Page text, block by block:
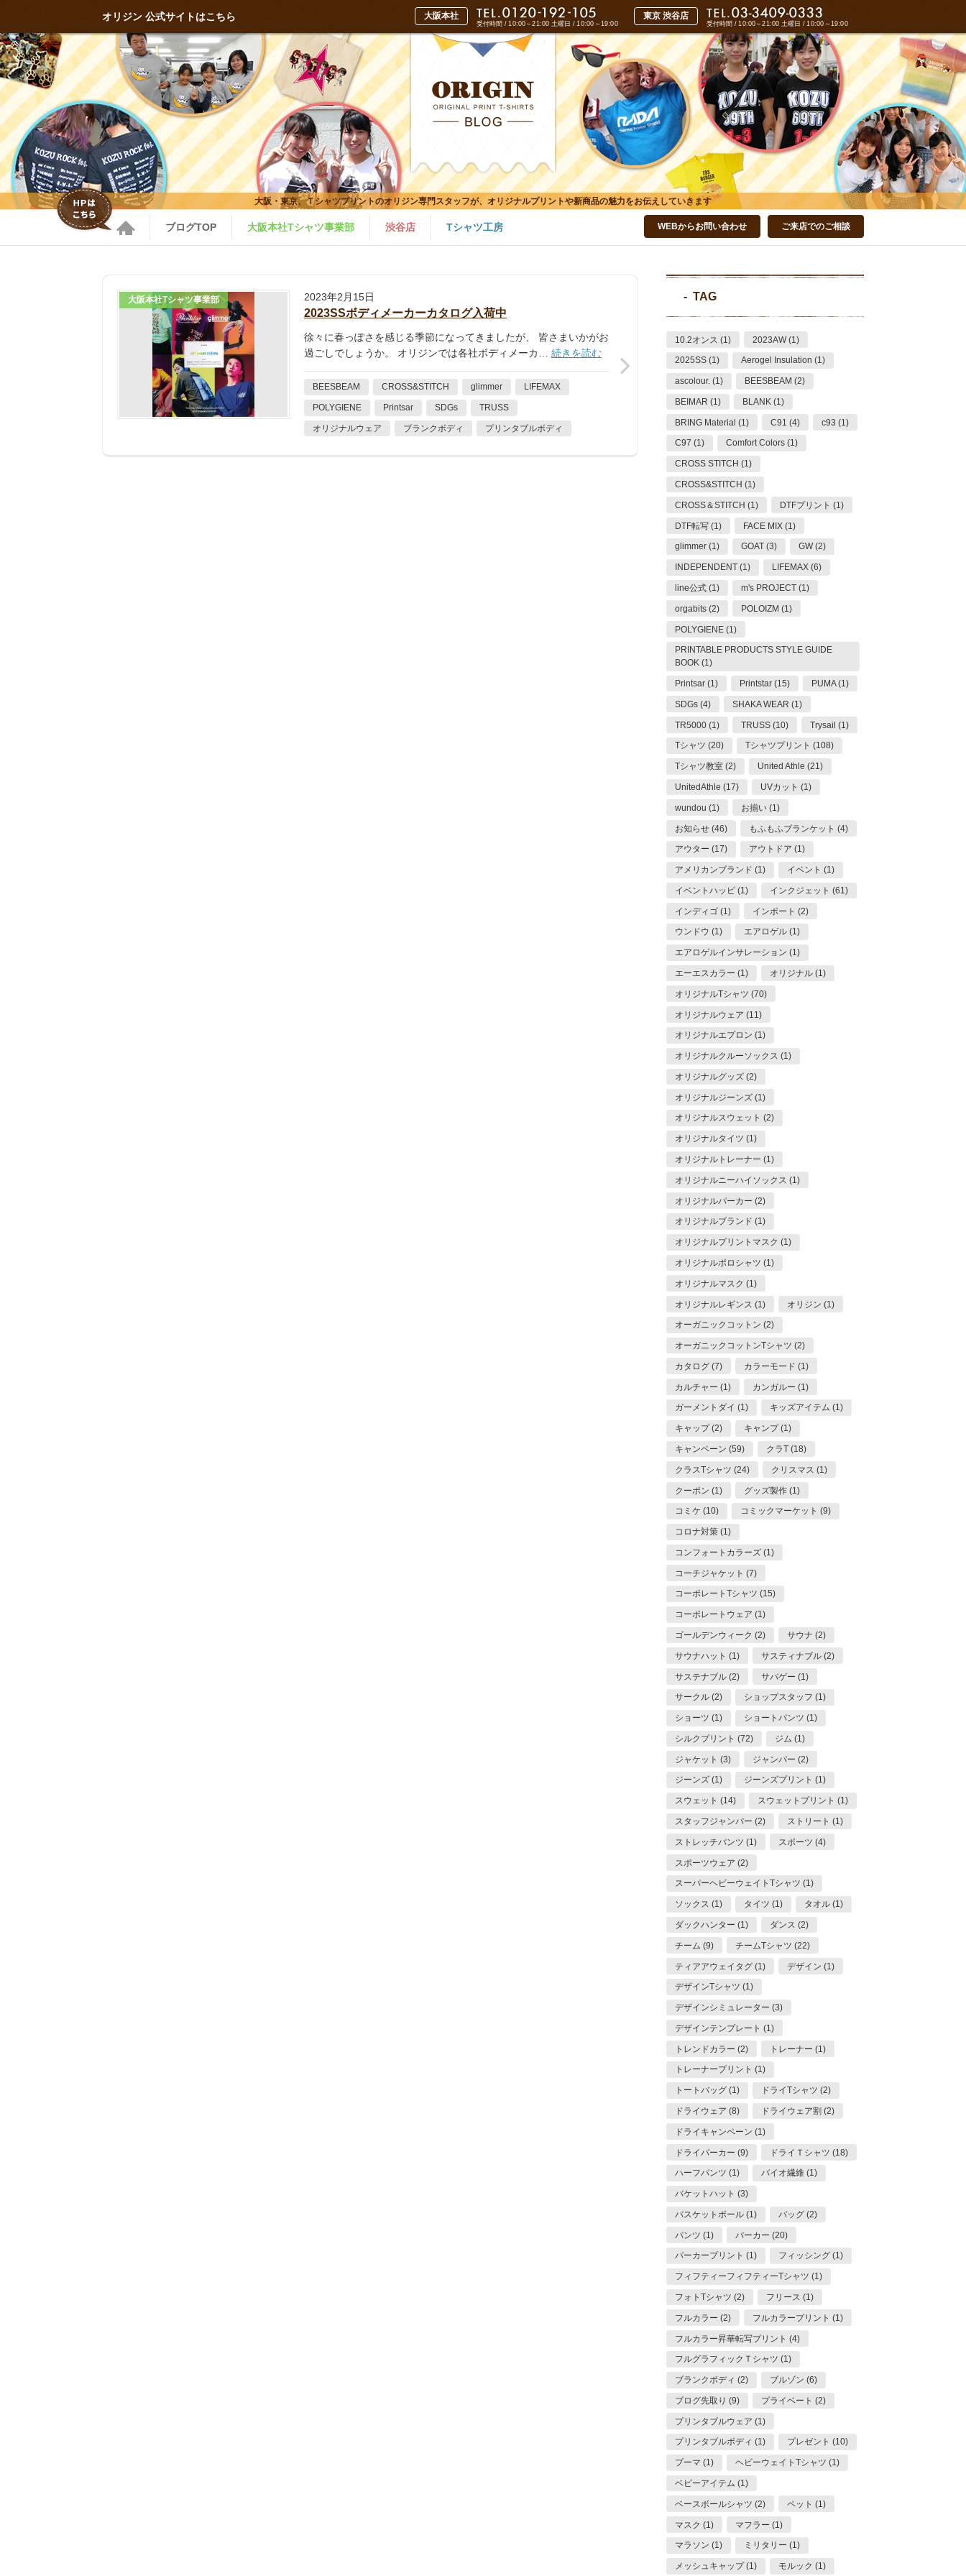
大阪・東京、Ｔシャツプリントのオリジン専門スタッフが、オリジナルプリントや新商品の魅力をお伝えしていきます
オリジン 公式サイトはこちら
受付時間 / 10:00～21:00 土曜日 / 10:00～19:00 受付時間 / 10:00～21:00 土曜日 / 10:00～19:00
ブログTOP 大阪本社Tシャツ事業部 渋谷店 Tシャツ工房 WEBからお問い合わせ ご来店でのご相談
2023年2月15日
2023SSボディメーカーカタログ入荷中
大阪本社Tシャツ事業部
徐々に春っぽさを感じる季節になってきましたが、 皆さまいかがお
過ごしでしょうか。 オリジンでは各社ボディメーカ… 続きを読む
BEESBEAM CROSS&STITCH glimmer LIFEMAX
POLYGIENE Printsar SDGs TRUSS
オリジナルウェア ブランクボディ プリンタブルボディ
TAG
10.2オンス (1) 2023AW (1)
2025SS (1) Aerogel Insulation (1)
ascolour. (1) BEESBEAM (2)
BEIMAR (1) BLANK (1)
BRING Material (1) C91 (4) c93 (1)
C97 (1) Comfort Colors (1)
CROSS STITCH (1)
CROSS&STITCH (1)
CROSS＆STITCH (1) DTFプリント (1)
DTF転写 (1) FACE MIX (1)
glimmer (1) GOAT (3) GW (2)
INDEPENDENT (1) LIFEMAX (6)
line公式 (1) m's PROJECT (1)
orgabits (2) POLOIZM (1)
POLYGIENE (1)
PRINTABLE PRODUCTS STYLE GUIDE
BOOK (1)
Printsar (1) Printstar (15) PUMA (1)
SDGs (4) SHAKA WEAR (1)
TR5000 (1) TRUSS (10) Trysail (1)
Tシャツ (20) Tシャツプリント (108)
Tシャツ教室 (2) United Athle (21)
UnitedAthle (17) UVカット (1)
wundou (1) お揃い (1)
お知らせ (46) もふもふブランケット (4)
アウター (17) アウトドア (1)
アメリカンブランド (1) イベント (1)
イベントハッピ (1) インクジェット (61)
インディゴ (1) インポート (2)
ウンドウ (1) エアロゲル (1)
エアロゲルインサレーション (1)
エーエスカラー (1) オリジナル (1)
オリジナルTシャツ (70)
オリジナルウェア (11)
オリジナルエプロン (1)
オリジナルクルーソックス (1)
オリジナルグッズ (2)
オリジナルジーンズ (1)
オリジナルスウェット (2)
オリジナルタイツ (1)
オリジナルトレーナー (1)
オリジナルニーハイソックス (1)
オリジナルパーカー (2)
オリジナルブランド (1)
オリジナルプリントマスク (1)
オリジナルポロシャツ (1)
オリジナルマスク (1)
オリジナルレギンス (1) オリジン (1)
オーガニックコットン (2)
オーガニックコットンTシャツ (2)
カタログ (7) カラーモード (1)
カルチャー (1) カンガルー (1)
ガーメントダイ (1) キッズアイテム (1)
キャップ (2) キャンプ (1)
キャンペーン (59) クラT (18)
クラスTシャツ (24) クリスマス (1)
クーポン (1) グッズ製作 (1)
コミケ (10) コミックマーケット (9)
コロナ対策 (1)
コンフォートカラーズ (1)
コーチジャケット (7)
コーポレートTシャツ (15)
コーポレートウェア (1)
ゴールデンウィーク (2) サウナ (2)
サウナハット (1) サスティナブル (2)
サステナブル (2) サバゲー (1)
サークル (2) ショップスタッフ (1)
ショーツ (1) ショートパンツ (1)
シルクプリント (72) ジム (1)
ジャケット (3) ジャンパー (2)
ジーンズ (1) ジーンズプリント (1)
スウェット (14) スウェットプリント (1)
スタッフジャンパー (2) ストリート (1)
ストレッチパンツ (1) スポーツ (4)
スポーツウェア (2)
スーパーヘビーウェイトTシャツ (1)
ソックス (1) タイツ (1) タオル (1)
ダックハンター (1) ダンス (2)
チーム (9) チームTシャツ (22)
ティアアウェイタグ (1) デザイン (1)
デザインTシャツ (1)
デザインシミュレーター (3)
デザインテンプレート (1)
トレンドカラー (2) トレーナー (1)
トレーナープリント (1)
トートバッグ (1) ドライTシャツ (2)
ドライウェア (8) ドライウェア割 (2)
ドライキャンペーン (1)
ドライパーカー (9) ドライＴシャツ (18)
ハーフパンツ (1) バイオ繊維 (1)
バケットハット (3)
バスケットボール (1) バッグ (2)
パンツ (1) パーカー (20)
パーカープリント (1) フィッシング (1)
フィフティーフィフティーTシャツ (1)
フォトTシャツ (2) フリース (1)
フルカラー (2) フルカラープリント (1)
フルカラー昇華転写プリント (4)
フルグラフィックＴシャツ (1)
ブランクボディ (2) ブルゾン (6)
ブログ先取り (9) プライベート (2)
プリンタブルウェア (1)
プリンタブルボディ (1) プレゼント (10)
プーマ (1) ヘビーウェイトTシャツ (1)
ベビーアイテム (1)
ベースボールシャツ (2) ペット (1)
マスク (1) マフラー (1)
マラソン (1) ミリタリー (1)
メッシュキャップ (1) モルック (1)